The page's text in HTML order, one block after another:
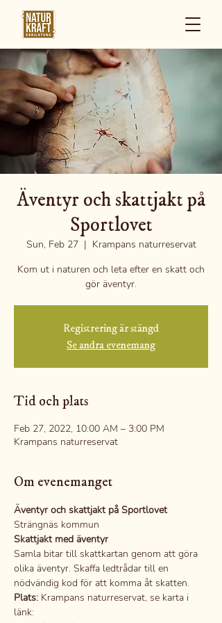
Äventyr och skattjakt på
Sportlovet
Sun, Feb 27
  |
Krampans naturreservat
Kom ut i naturen och leta efter en skatt och
gör äventyr.
Registrering är stängd
Se andra evenemang
Tid och plats
Feb 27, 2022, 10:00 AM – 3:00 PM
Krampans naturreservat
Om evenemanget
Äventyr och skattjakt på Sportlovet
Strängnäs kommun
Skattjakt med äventyr
Samla bitar till skattkartan genom att göra
olika äventyr. Skaffa ledtrådar till en
nödvändig kod för att komma åt skatten.
Plats: Krampans naturreservat, se karta i
länk: